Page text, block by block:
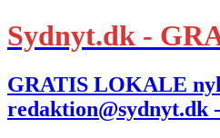
Sydnyt.dk -
GRATIS LOKALE
redaktion@sydnyt.dk